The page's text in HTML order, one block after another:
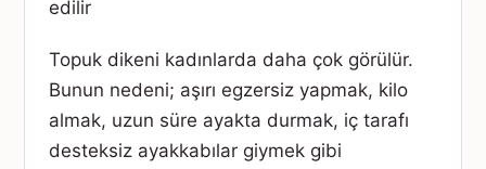
edilir
Topuk dikeni kadınlarda daha çok görülür.
Bunun nedeni; aşırı egzersiz yapmak, kilo
almak, uzun süre ayakta durmak, iç tarafı
desteksiz ayakkabılar giymek gibi